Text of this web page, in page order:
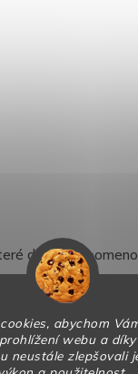
abychom
webu a
neustále zlepšovali
děti
naplno